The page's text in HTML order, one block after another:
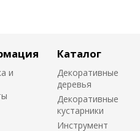
и
Каталог
Декоративные
деревья
Декоративные
кустарники
Инструмент